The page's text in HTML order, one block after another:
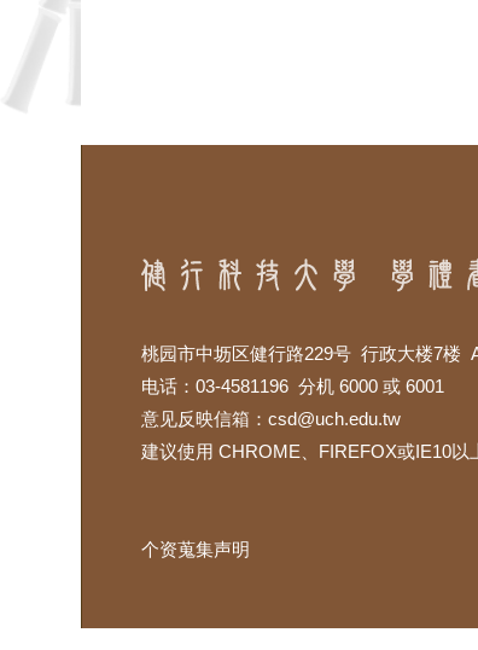
桃园市中坜区健行路229号 行政大楼7楼
电话：03-4581196 分机 6000 或 6001
意见反映信箱：csd@uch.edu.tw
建议使用 CHROME、FIREFOX或IE10
个资蒐集声明